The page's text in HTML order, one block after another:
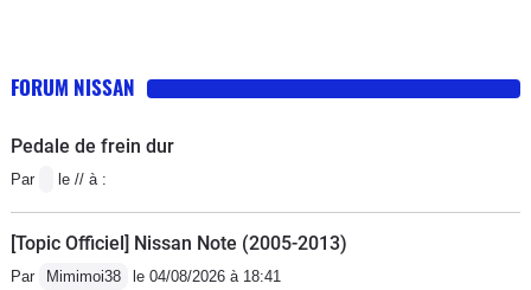
FORUM NISSAN
Pedale de frein dur
Par le // à :
[Topic Officiel] Nissan Note (2005-2013)
Par Mimimoi38 le 04/08/2026 à 18:41